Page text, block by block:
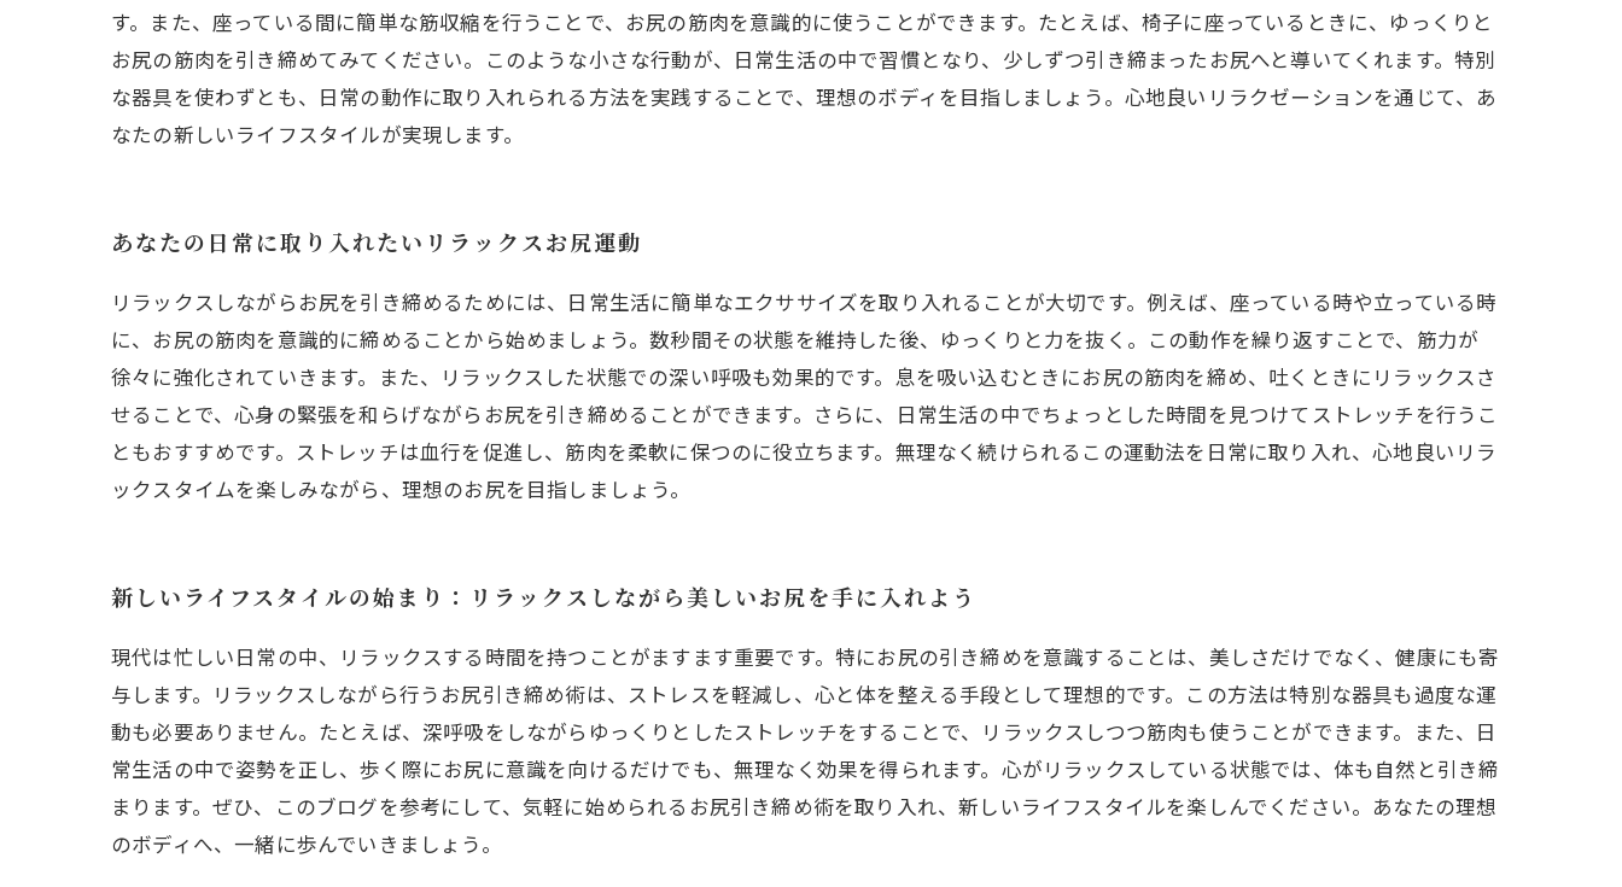
す。また、座っている間に簡単な筋収縮を行うことで、お尻の筋肉を意識的に使うことができます。たとえば、椅子に座っているときに、ゆっくりと
お尻の筋肉を引き締めてみてください。このような小さな行動が、日常生活の中で習慣となり、少しずつ引き締まったお尻へと導いてくれます。特別
な器具を使わずとも、日常の動作に取り入れられる方法を実践することで、理想のボディを目指しましょう。心地良いリラクゼーションを通じて、あ
なたの新しいライフスタイルが実現します。
あなたの日常に取り入れたいリラックスお尻運動
リラックスしながらお尻を引き締めるためには、日常生活に簡単なエクササイズを取り入れることが大切です。例えば、座っている時や立っている時
に、お尻の筋肉を意識的に締めることから始めましょう。数秒間その状態を維持した後、ゆっくりと力を抜く。この動作を繰り返すことで、筋力が
徐々に強化されていきます。また、リラックスした状態での深い呼吸も効果的です。息を吸い込むときにお尻の筋肉を締め、吐くときにリラックスさ
せることで、心身の緊張を和らげながらお尻を引き締めることができます。さらに、日常生活の中でちょっとした時間を見つけてストレッチを行うこ
ともおすすめです。ストレッチは血行を促進し、筋肉を柔軟に保つのに役立ちます。無理なく続けられるこの運動法を日常に取り入れ、心地良いリラ
ックスタイムを楽しみながら、理想のお尻を目指しましょう。
新しいライフスタイルの始まり：リラックスしながら美しいお尻を手に入れよう
現代は忙しい日常の中、リラックスする時間を持つことがますます重要です。特にお尻の引き締めを意識することは、美しさだけでなく、健康にも寄
与します。リラックスしながら行うお尻引き締め術は、ストレスを軽減し、心と体を整える手段として理想的です。この方法は特別な器具も過度な運
動も必要ありません。たとえば、深呼吸をしながらゆっくりとしたストレッチをすることで、リラックスしつつ筋肉も使うことができます。また、日
常生活の中で姿勢を正し、歩く際にお尻に意識を向けるだけでも、無理なく効果を得られます。心がリラックスしている状態では、体も自然と引き締
まります。ぜひ、このブログを参考にして、気軽に始められるお尻引き締め術を取り入れ、新しいライフスタイルを楽しんでください。あなたの理想
のボディへ、一緒に歩んでいきましょう。